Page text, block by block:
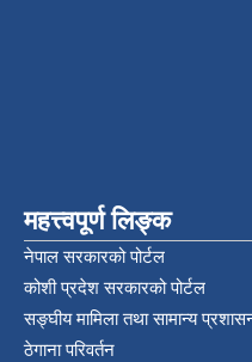
महत्त्वपूर्ण लिङ्क
नेपाल सरकारको पोर्टल
कोशी प्रदेश सरकारको पोर्टल
सङ्‍घीय मामिला तथा सामान्य
ठेगाना परिवर्तन